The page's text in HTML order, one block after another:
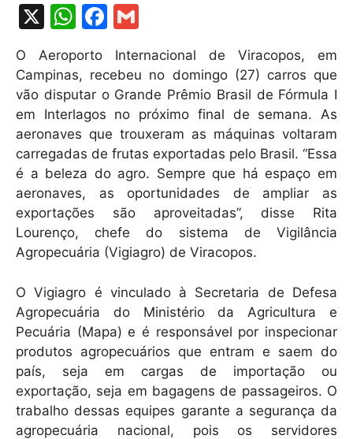
X
W
at
s
A
p
p
F
a
c
e
b
o
o
k
ai
l
O Aeroporto Internacional de Viracopos, em
Campinas, recebeu no domingo (27) carros que
vão disputar o Grande Prêmio Brasil de Fórmula I
em Interlagos no próximo final de semana. As
aeronaves que trouxeram as máquinas voltaram
carregadas de frutas exportadas pelo Brasil. “Essa
é a beleza do agro. Sempre que há espaço em
aeronaves, as oportunidades de ampliar as
exportações são aproveitadas”, disse Rita
Lourenço, chefe do sistema de Vigilância
Agropecuária (Vigiagro) de Viracopos.
O Vigiagro é vinculado à Secretaria de Defesa
Agropecuária do Ministério da Agricultura e
Pecuária (Mapa) e é responsável por inspecionar
produtos agropecuários que entram e saem do
país, seja em cargas de importação ou
exportação, seja em bagagens de passageiros. O
trabalho dessas equipes garante a segurança da
agropecuária nacional, pois os servidores